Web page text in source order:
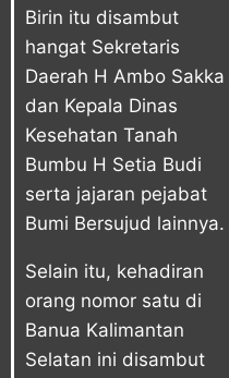
Birin itu disambut
hangat Sekretaris
Daerah H Ambo Sakka
dan Kepala Dinas
Kesehatan Tanah
Bumbu H Setia Budi
serta jajaran pejabat
Bumi Bersujud lainnya.
Selain itu, kehadiran
orang nomor satu di
Banua Kalimantan
Selatan ini disambut